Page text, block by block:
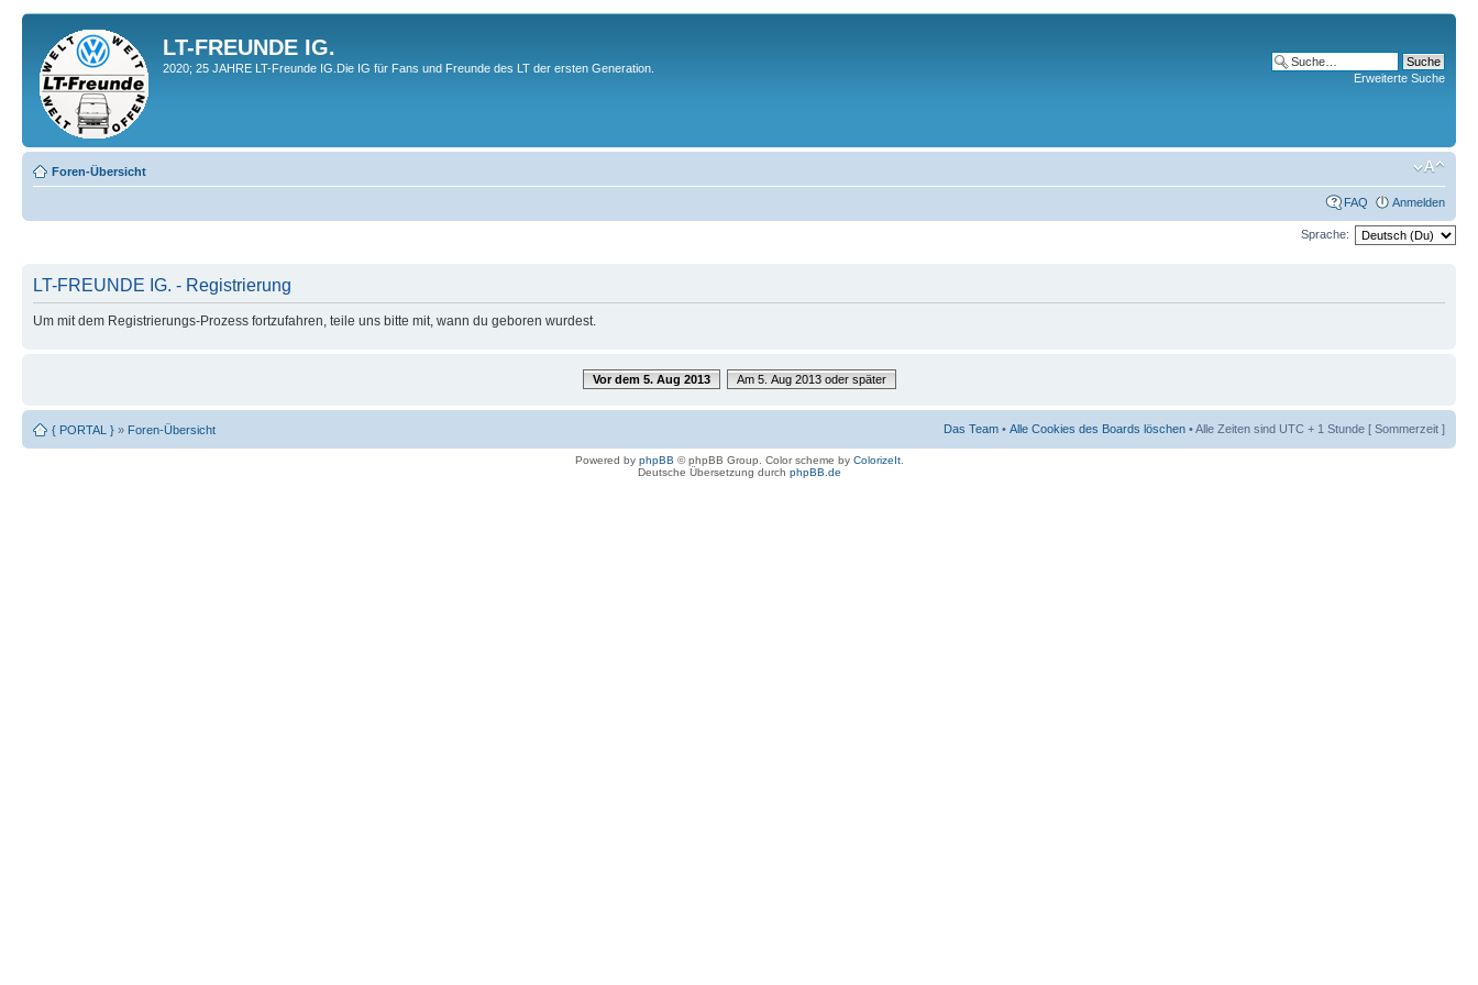
LT-FREUNDE IG.
2020; 25 JAHRE LT-Freunde IG.Die IG für Fans und Freunde des LT der ersten Generation.
Erweiterte Suche
Foren-Übersicht
FAQ Anmelden
Sprache:
LT-FREUNDE IG. - Registrierung
Um mit dem Registrierungs-Prozess fortzufahren, teile uns bitte mit, wann du geboren wurdest.
Vor dem 5. Aug 2013 Am 5. Aug 2013 oder später
{ PORTAL } » Foren-Übersicht Das Team • Alle Cookies des Boards löschen • Alle Zeiten sind UTC + 1 Stunde [ Sommerzeit ]
Powered by phpBB © phpBB Group. Color scheme by ColorizeIt.
Deutsche Übersetzung durch phpBB.de